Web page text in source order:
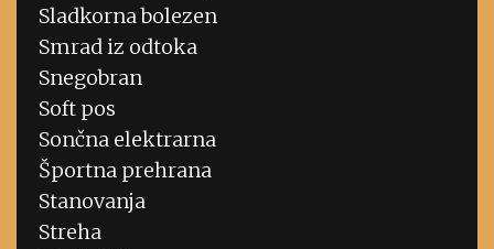
Sladkorna bolezen
Smrad iz odtoka
Snegobran
Soft pos
Sončna elektrarna
Športna prehrana
Stanovanja
Streha